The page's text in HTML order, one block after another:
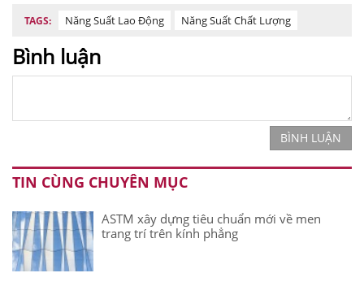
TAGS: Năng Suất Lao Động Năng Suất Chất Lượng
Bình luận
BÌNH LUẬN
TIN CÙNG CHUYÊN MỤC
ASTM xây dựng tiêu chuẩn mới về men
trang trí trên kính phẳng